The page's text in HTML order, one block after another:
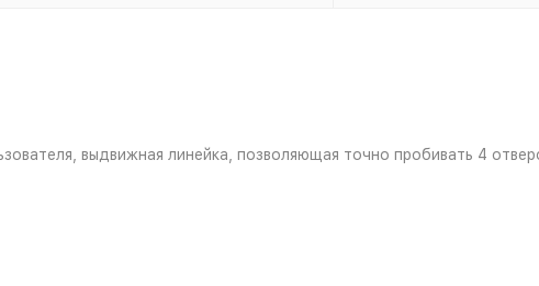
выдвижная линейка, позволяющая точно пробивать 4